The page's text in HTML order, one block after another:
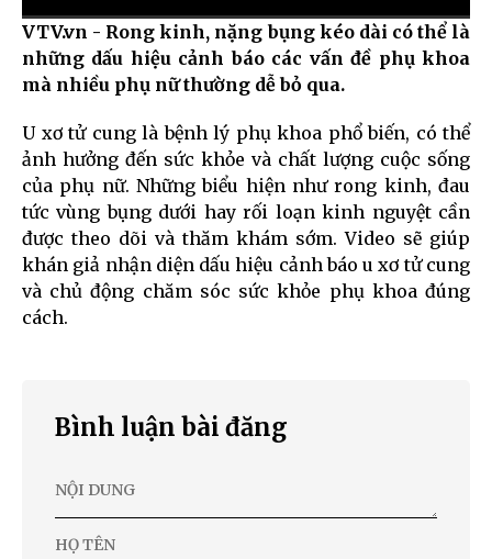
Current
Time
0:00 / Duration
0:00
VTV.vn - Rong kinh, nặng bụng kéo dài có thể là
những dấu hiệu cảnh báo các vấn đề phụ khoa
mà nhiều phụ nữ thường dễ bỏ qua.
U xơ tử cung là bệnh lý phụ khoa phổ biến, có thể
ảnh hưởng đến sức khỏe và chất lượng cuộc sống
của phụ nữ. Những biểu hiện như rong kinh, đau
tức vùng bụng dưới hay rối loạn kinh nguyệt cần
được theo dõi và thăm khám sớm. Video sẽ giúp
khán giả nhận diện dấu hiệu cảnh báo u xơ tử cung
và chủ động chăm sóc sức khỏe phụ khoa đúng
cách.
Bình luận bài đăng